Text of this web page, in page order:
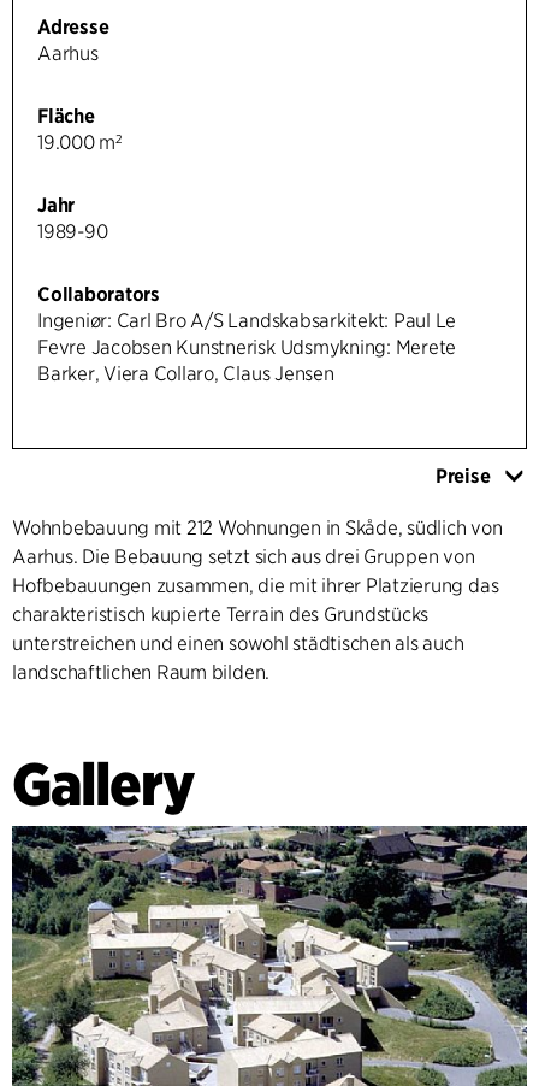
Adresse
Aarhus
Fläche
19.000 m²
Jahr
1989-90
Collaborators
Ingeniør: Carl Bro A/S Landskabsarkitekt: Paul Le
Fevre Jacobsen Kunstnerisk Udsmykning: Merete
Barker, Viera Collaro, Claus Jensen
Preise
Wohnbebauung mit 212 Wohnungen in Skåde, südlich von
Aarhus. Die Bebauung setzt sich aus drei Gruppen von
Hofbebauungen zusammen, die mit ihrer Platzierung das
charakteristisch kupierte Terrain des Grundstücks
unterstreichen und einen sowohl städtischen als auch
landschaftlichen Raum bilden.
Gallery